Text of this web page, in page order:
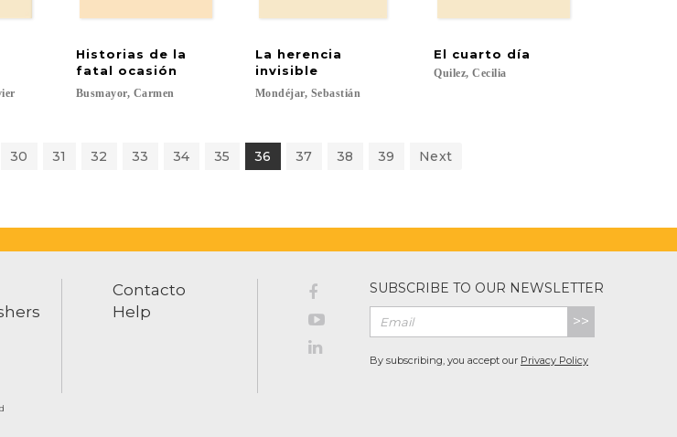
Historias de la
fatal ocasión
Busmayor, Carmen
La herencia
invisible
Mondéjar, Sebastián
El cuarto día
Quilez, Cecilia
30 31 32 33 34 35 36 37 38 39 Next
Contacto
Help
SUBSCRIBE TO OUR NEWSLETTER
>>
By subscribing, you accept our Privacy Policy